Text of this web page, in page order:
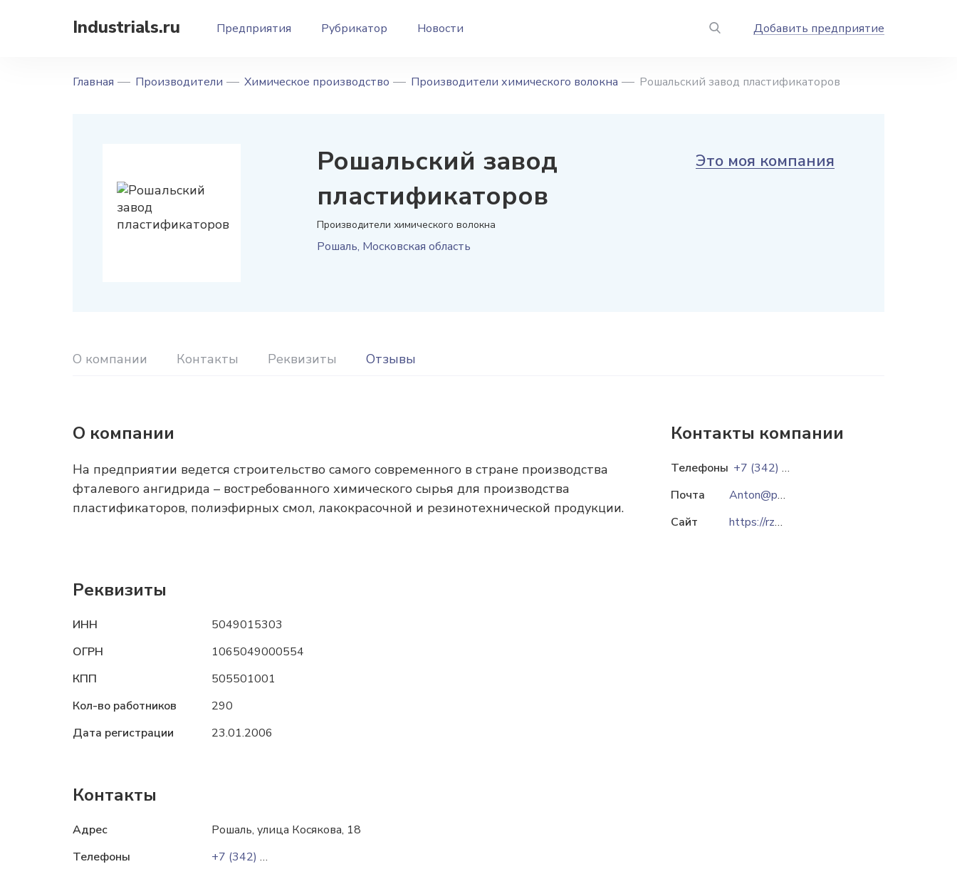
Industrials.ru Предприятия Рубрикатор Новости Добавить предприятие
Главная Производители Химическое производство Производители химического волокна Рошальский завод пластификаторов
Рошальский завод
пластификаторов
Производители химического волокна
Рошаль, Московская область
Это моя компания
О компании Контакты Реквизиты Отзывы
О компании
На предприятии ведется строительство самого современного в стране производства
фталевого ангидрида – востребованного химического сырья для производства
пластификаторов, полиэфирных смол, лакокрасочной и резинотехнической продукции.
Реквизиты
ИНН
5049015303
ОГРН
1065049000554
КПП
505501001
Кол-во работников
290
Дата регистрации
23.01.2006
Контакты
Адрес
Рошаль, улица Косякова, 18
Телефоны
+7 (342) 212-98-52
Контакты компании
Телефоны
+7 (342) 212-98-52
Почта
Anton@plastoil.ru
Сайт
https://rzplast.ru